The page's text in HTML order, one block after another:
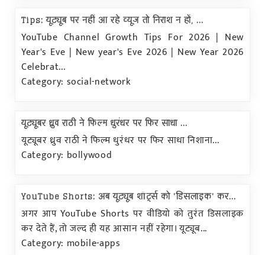
Tips: यूट्यूब पर नहीं आ रहे व्यूज तो निराश न हों, ...
YouTube Channel Growth Tips For 2026 | New
Year's Eve | New year's Eve 2026 | New Year 2026
Celebrat...
Category: social-network
यूट्यूबर ध्रुव राठी ने फिल्म धुरंधर पर फिर साधा ...
यूट्यूबर ध्रुव राठी ने फिल्म धुरंधर पर फिर साधा निशाना...
Category: bollywood
YouTube Shorts: अब यूट्यूब शॉर्ट्स को 'डिसलाइक' कर...
अगर आप YouTube Shorts पर वीडियो को तुरंत डिसलाइक
कर देते हैं, तो जल्द ही यह आसान नहीं रहेगा। यूट्यूब...
Category: mobile-apps